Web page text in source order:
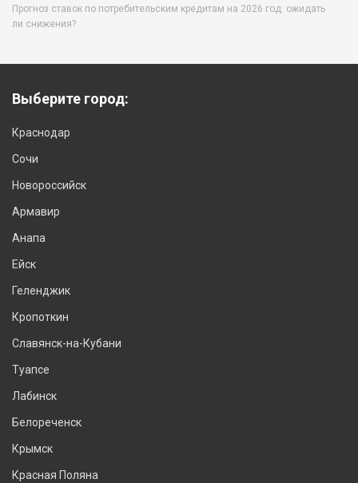
Прогноз ставок по потребительским кредитам на 2026 год: ожидать
ли снижения?
Выберите город:
Краснодар
Сочи
Новороссийск
Армавир
Анапа
Ейск
Геленджик
Кропоткин
Славянск-на-Кубани
Туапсе
Лабинск
Белореченск
Крымск
Красная Поляна